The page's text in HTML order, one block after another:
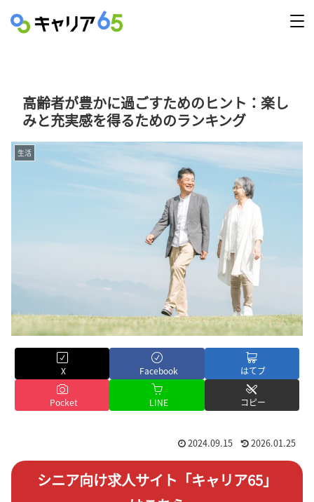
高齢者が豊かに過ごすためのヒント：楽し
みと充実感を得るためのランキング
生活
X Facebook はてブ
Pocket LINE コピー
2024.09.15 2026.01.25
シニア向け求人サイト「キャリア65」